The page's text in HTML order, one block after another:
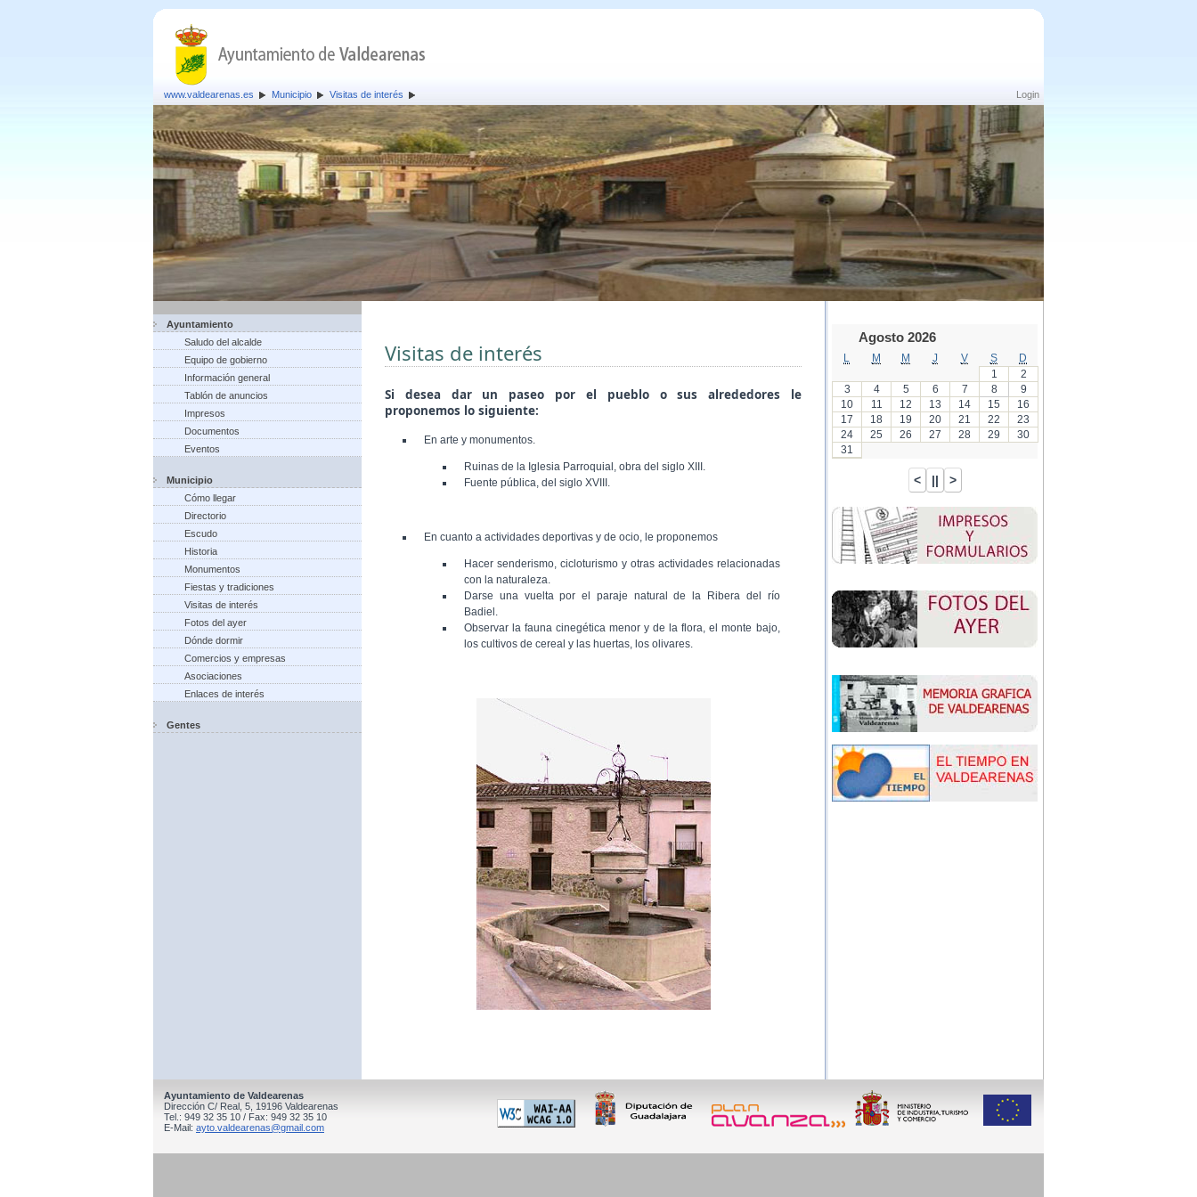
Login
www.valdearenas.es Municipio Visitas de interés
Ayuntamiento
Saludo del alcalde
Equipo de gobierno
Información general
Tablón de anuncios
Impresos
Documentos
Eventos
Municipio
Cómo llegar
Directorio
Escudo
Historia
Monumentos
Fiestas y tradiciones
Visitas de interés
Fotos del ayer
Dónde dormir
Comercios y empresas
Asociaciones
Enlaces de interés
Gentes
Visitas de interés
Si desea dar un paseo por el pueblo o sus alrededores le
proponemos lo siguiente:
En arte y monumentos.
Ruinas de la Iglesia Parroquial, obra del siglo XIII.
Fuente pública, del siglo XVIII.
En cuanto a actividades deportivas y de ocio, le proponemos
Hacer senderismo, cicloturismo y otras actividades relacionadas
con la naturaleza.
Darse una vuelta por el paraje natural de la Ribera del río
Badiel.
Observar la fauna cinegética menor y de la flora, el monte bajo,
los cultivos de cereal y las huertas, los olivares.
Agosto 2026
M M J V S
D
1
2
3
4 5 6 7 8
9
10
11 12 13 14 15
16
17
18 19 20 21 22
23
24
25 26 27 28 29
30
31
Ayuntamiento de Valdearenas
Dirección C/ Real, 5, 19196 Valdearenas
Tel.: 949 32 35 10 / Fax: 949 32 35 10
E-Mail: ayto.valdearenas@gmail.com